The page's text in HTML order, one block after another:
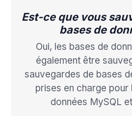
Est-ce que vous
bases de
Oui, les bases de
également être
sauvegardes de bases
prises en charge pour
données MySQL